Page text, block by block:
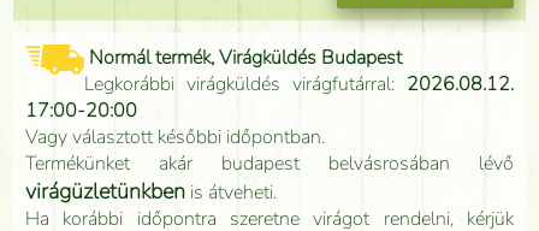
Normál termék, Virágküldés Budapest
Legkorábbi virágküldés virágfutárral: 2026.08.12.
17:00-20:00
Vagy választott későbbi időpontban.
Termékünket akár budapest belvásrosában lévő
virágüzletünkben is átveheti.
Ha korábbi időpontra szeretne virágot rendelni, kérjük